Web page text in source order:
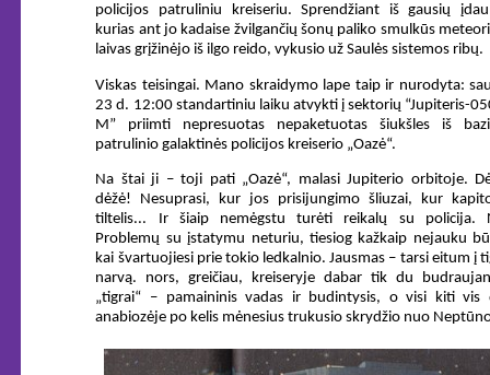
policijos patruliniu kreiseriu. Sprendžiant iš gausių
kurias ant jo kadaise žvilgančių šonų paliko smulkūs
laivas grįžinėjo iš ilgo reido, vykusio už Saulės sistemos ribų.
Viskas teisingai. Mano skraidymo lape taip ir nurodyta:
23 d. 12:00 standartiniu laiku atvykti į sektorių “Jupiteris-
M” priimti nepresuotas nepaketuotas šiukšles iš
patrulinio galaktinės policijos kreiserio „Oazė“.
Na štai ji – toji pati „Oazė“, malasi Jupiterio orbitoje.
dėžė! Nesuprasi, kur jos prisijungimo šliuzai, kur
tiltelis... Ir šiaip nemėgstu turėti reikalų su policija.
Problemų su įstatymu neturiu, tiesiog kažkaip nejauku
kai švartuojiesi prie tokio ledkalnio. Jausmas – tarsi eitum į
narvą. nors, greičiau, kreiseryje dabar tik du
„tigrai“ – pamaininis vadas ir budintysis, o visi kiti vis
anabiozėje po kelis mėnesius trukusio skrydžio nuo